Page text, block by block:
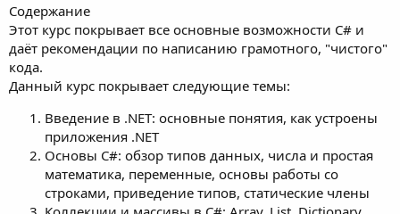
Содержание
Этот курс покрывает все основные возможности C# и
даёт рекомендации по написанию грамотного, "чистого"
кода.
Данный курс покрывает следующие темы:
Введение в .NET: основные понятия, как устроены
приложения .NET
Основы C#: обзор типов данных, числа и простая
математика, переменные, основы работы со
строками, приведение типов, статические члены